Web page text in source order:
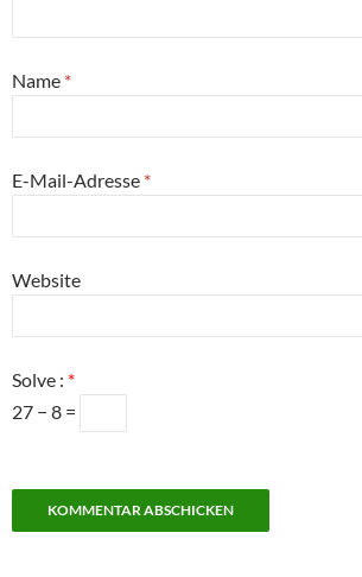
Name *
E-Mail-Adresse *
Website
Solve : *
27 − 8 =